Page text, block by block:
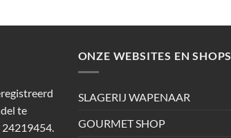
te
ONZE WEBSITES EN SHOPS
SLAGERIJ WAPENAAR
GOURMET SHOP